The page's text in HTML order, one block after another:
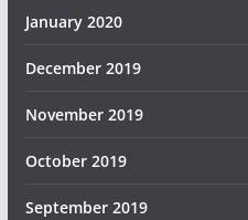
January 2020
December 2019
November 2019
October 2019
September 2019